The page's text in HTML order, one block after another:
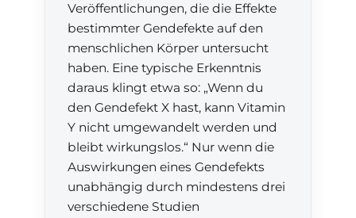
Veröffentlichungen, die die Effekte
bestimmter Gendefekte auf den
menschlichen Körper untersucht
haben. Eine typische Erkenntnis
daraus klingt etwa so: „Wenn du
den Gendefekt X hast, kann Vitamin
Y nicht umgewandelt werden und
bleibt wirkungslos.“ Nur wenn die
Auswirkungen eines Gendefekts
unabhängig durch mindestens drei
verschiedene Studien